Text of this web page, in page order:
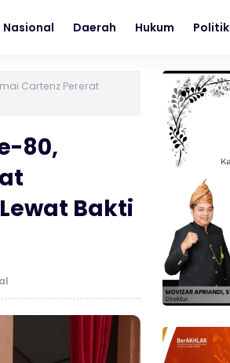
Nasional Daerah Hukum Politik
Cartenz Pererat
80,
Bakti